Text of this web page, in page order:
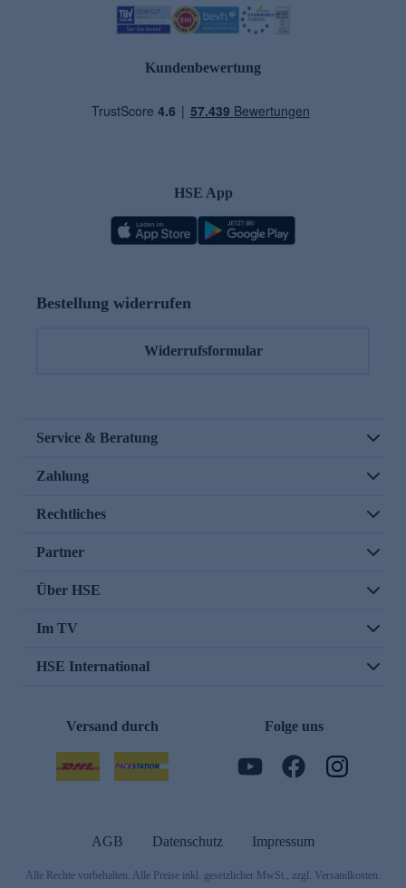
Kundenbewertung
HSE App
Bestellung widerrufen
Widerrufsformular
Service & Beratung
Zahlung
Rechtliches
Partner
Über HSE
Im TV
HSE International
Versand durch Folge uns
AGB Datenschutz Impressum
Alle Rechte vorbehalten. Alle Preise inkl. gesetzlicher MwSt., zzgl. Versandkosten.